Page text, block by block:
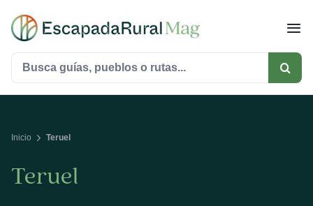
contenido
Buscar:
Inicio Teruel
Teruel